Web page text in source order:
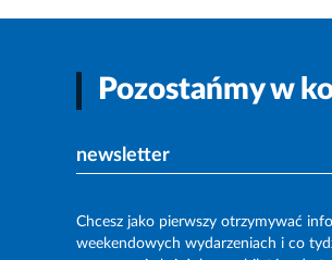
Pozostańmy w
newsletter
Chcesz jako pierwszy otrzymywać
weekendowych wydarzeniach i co